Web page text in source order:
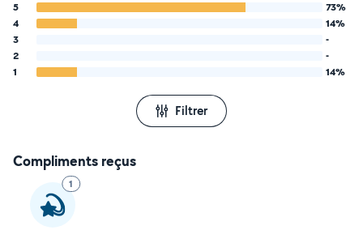
5
73%
4
14%
3
-
2
-
1
14%
Filtrer
Compliments reçus
1